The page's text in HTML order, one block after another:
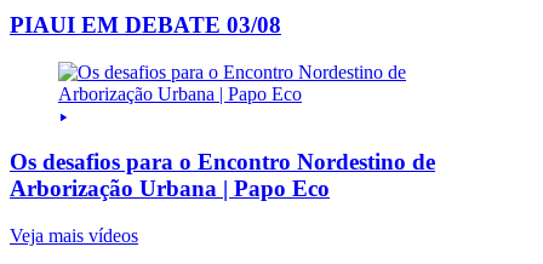
PIAUI EM DEBATE 03/08
Os desafios para o Encontro Nordestino de
Arborização Urbana | Papo Eco
Veja mais vídeos